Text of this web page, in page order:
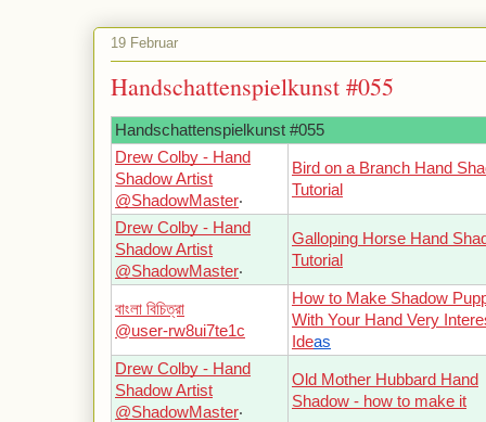
19 Februar
Handschattenspielkunst #055
Handschattenspielkunst #055
Drew Colby - Hand
Shadow Artist
@ShadowMaster‧
Bird on a Branch Hand
Tutorial
Drew Colby - Hand
Shadow Artist
@ShadowMaster‧
Galloping Horse Hand
Tutorial
বাংলা বিচিত্রা
@user-rw8ui7te1c
How to Make Shadow
With Your Hand Very
Ideas
Drew Colby - Hand
Shadow Artist
@ShadowMaster‧
Old Mother Hubbard Hand
Shadow - how to make it